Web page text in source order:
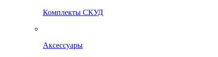
Комплекты СКУД
Аксессуары